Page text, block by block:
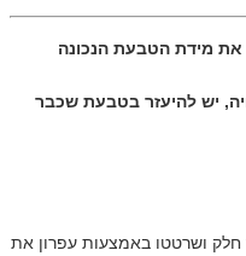
מידת הטבעת הנכונה
יש להיעזר בטבעת שכבר
ושרטטו באמצעות עפרון את